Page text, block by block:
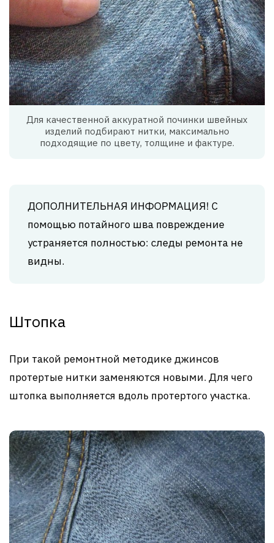
Для качественной аккуратной починки швейных
изделий подбирают нитки, максимально
подходящие по цвету, толщине и фактуре.
ДОПОЛНИТЕЛЬНАЯ ИНФОРМАЦИЯ! С
помощью потайного шва повреждение
устраняется полностью: следы ремонта не
видны.
Штопка
При такой ремонтной методике джинсов
протертые нитки заменяются новыми. Для чего
штопка выполняется вдоль протертого участка.